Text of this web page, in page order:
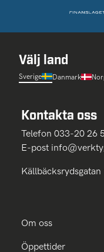
Välj land
Sverige Danmark
Kontakta oss
Telefon 033-20 26
E-post
Om oss
Öppettider